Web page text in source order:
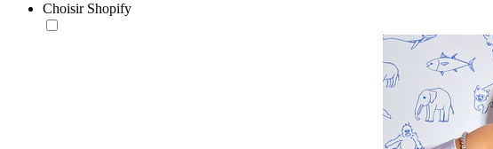
Choisir Shopify